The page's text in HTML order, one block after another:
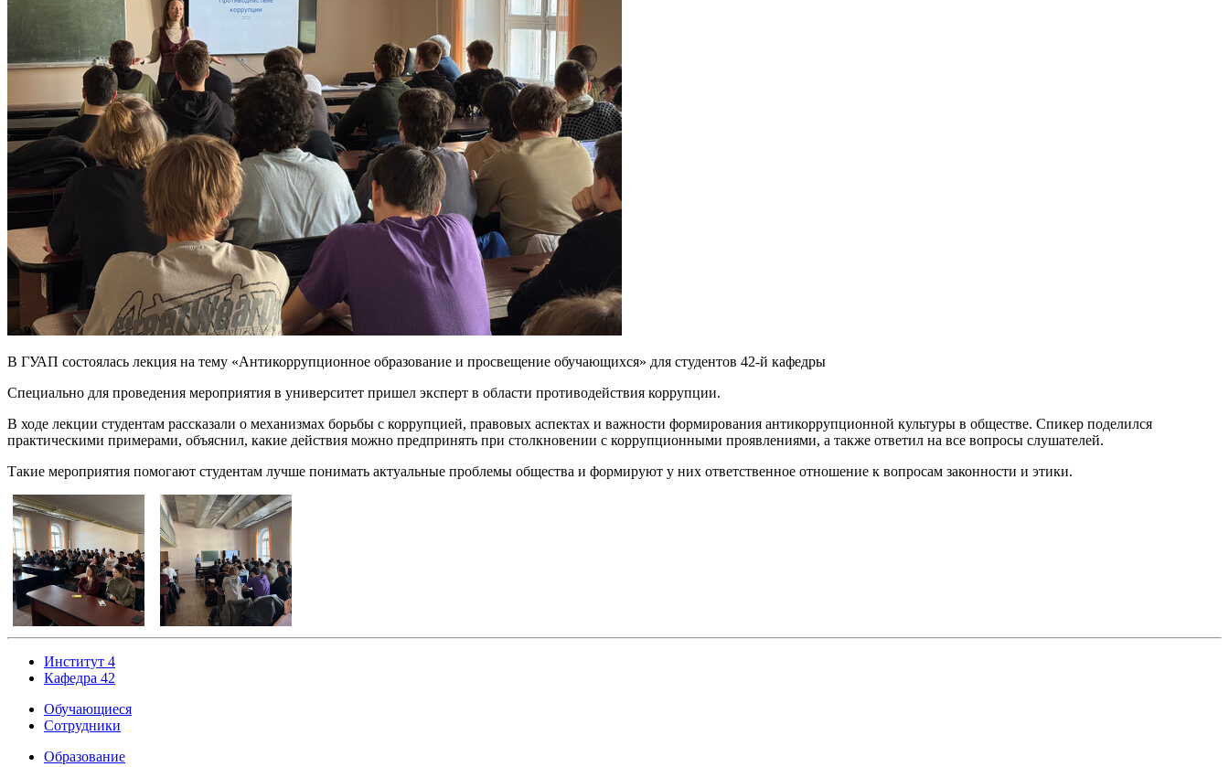
В ГУАП состоялась лекция на тему «Антикоррупционное образование и просвещение обучающихся» для студентов 42-й кафедры
Специально для проведения мероприятия в университет пришел эксперт в области противодействия коррупции.
В ходе лекции студентам рассказали о механизмах борьбы с коррупцией, правовых аспектах и важности формирования антикоррупционной культуры в обществе. Спикер поделился
практическими примерами, объяснил, какие действия можно предпринять при столкновении с коррупционными проявлениями, а также ответил на все вопросы слушателей.
Такие мероприятия помогают студентам лучше понимать актуальные проблемы общества и формируют у них ответственное отношение к вопросам законности и этики.
Институт 4
Кафедра 42
Обучающиеся
Сотрудники
Образование